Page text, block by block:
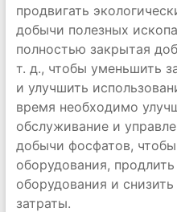
продвигать
добычи полезных
полностью закрытая
т. д., чтобы уменьшить
и улучшить
время необходимо
обслуживание и
добычи фосфатов, чтобы
оборудования,
оборудования и
затраты.